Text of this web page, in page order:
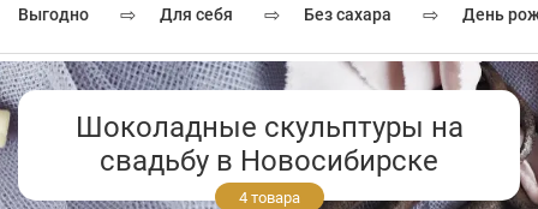
выгодно ⇨ для себя ⇨ без сахара ⇨ день
Шоколадные скульптуры на
свадьбу в Новосибирске
4 товара